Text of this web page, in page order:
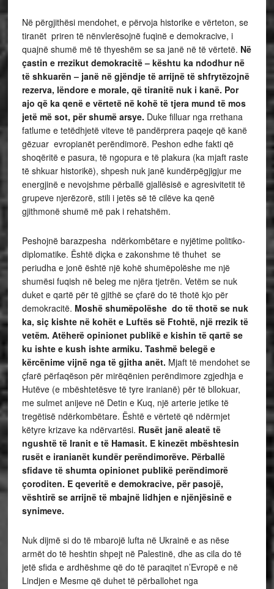
Në përgjithësi mendohet, e përvoja historike e vërteton, se
tiranët priren të nënvlerësojnë fuqinë e demokracive, i
quajnë shumë më të thyeshëm se sa janë në të vërtetë. Në
çastin e rrezikut demokracitë – kështu ka ndodhur në
të shkuarën – janë në gjëndje të arrijnë të shfrytëzojnë
rezerva, lëndore e morale, që tiranitë nuk i kanë. Por
ajo që ka qenë e vërtetë në kohë të tjera mund të mos
jetë më sot, për shumë arsye. Duke filluar nga rrethana
fatlume e tetëdhjetë viteve të pandërprera paqeje që kanë
gëzuar evropianët perëndimorë. Peshon edhe fakti që
shoqëritë e pasura, të ngopura e të plakura (ka mjaft raste
të shkuar historikë), shpesh nuk janë kundërpëgjigjur me
energjinë e nevojshme përballë gjallësisë e agresivitetit të
grupeve njerëzorë, stili i jetës së të cilëve ka qenë
gjithmonë shumë më pak i rehatshëm.
Peshojnë barazpesha ndërkombëtare e nyjëtime politiko-
diplomatike. Është diçka e zakonshme të thuhet se
periudha e jonë është një kohë shumëpolëshe me një
shumësi fuqish në beleg me njëra tjetrën. Vetëm se nuk
duket e qartë për të gjithë se çfarë do të thotë kjo për
demokracitë. Moshë shumëpolëshe do të thotë se nuk
ka, siç kishte në kohët e Luftës së Ftohtë, një rrezik të
vetëm. Atëherë opinionet publikë e kishin të qartë se
ku ishte e kush ishte armiku. Tashmë belegë e
kërcënime vijnë nga të gjitha anët. Mjaft të mendohet se
çfarë përfaqëson për mirëqënien perëndimore zgjedhja e
Hutëve (e mbështetësve të tyre iranianë) për të bllokuar,
me sulmet anijeve në Detin e Kuq, një arterie jetike të
tregëtisë ndërkombëtare. Është e vërtetë që ndërmjet
këtyre krizave ka ndërvartësi. Rusët janë aleatë të
ngushtë të Iranit e të Hamasit. E kinezët mbështesin
rusët e iranianët kundër perëndimorëve. Përballë
sfidave të shumta opinionet publikë perëndimorë
çoroditen. E qeveritë e demokracive, për pasojë,
vështirë se arrijnë të mbajnë lidhjen e njënjësinë e
synimeve.
Nuk dijmë si do të mbarojë lufta në Ukrainë e as nëse
armët do të heshtin shpejt në Palestinë, dhe as cila do të
jetë sfida e ardhëshme që do të paraqitet n’Evropë e në
Lindjen e Mesme që duhet të përballohet nga